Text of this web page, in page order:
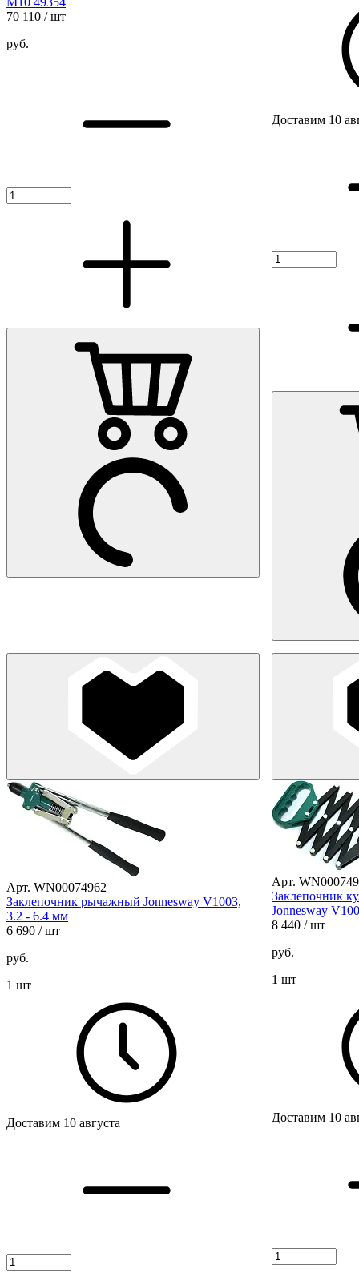
70 110 / шт
руб.
Доставим 10
Арт. WN00074962
Заклепочник рычажный Jonnesway V1003,
3.2 - 6.4 мм
6 690 / шт
руб.
1 шт
Доставим 10 августа
Арт.
Заклепочник
Jonnesway
8 440 / шт
руб.
1 шт
Доставим 10